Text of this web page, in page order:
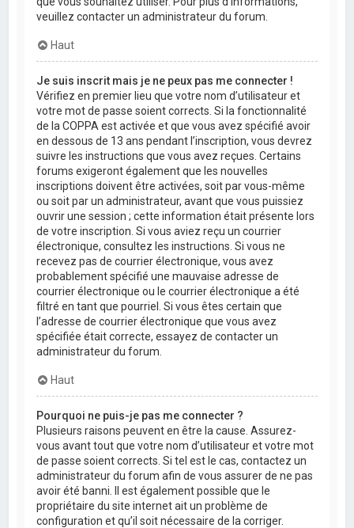
veuillez contacter un administrateur du forum.
Haut
Je suis inscrit mais je ne peux pas me connecter !
Vérifiez en premier lieu que votre nom d’utilisateur et
votre mot de passe soient corrects. Si la fonctionnalité
de la COPPA est activée et que vous avez spécifié avoir
en dessous de 13 ans pendant l’inscription, vous devrez
suivre les instructions que vous avez reçues. Certains
forums exigeront également que les nouvelles
inscriptions doivent être activées, soit par vous-même
ou soit par un administrateur, avant que vous puissiez
ouvrir une session ; cette information était présente lors
de votre inscription. Si vous aviez reçu un courrier
électronique, consultez les instructions. Si vous ne
recevez pas de courrier électronique, vous avez
probablement spécifié une mauvaise adresse de
courrier électronique ou le courrier électronique a été
filtré en tant que pourriel. Si vous êtes certain que
l’adresse de courrier électronique que vous avez
spécifiée était correcte, essayez de contacter un
administrateur du forum.
Haut
Pourquoi ne puis-je pas me connecter ?
Plusieurs raisons peuvent en être la cause. Assurez-
vous avant tout que votre nom d’utilisateur et votre mot
de passe soient corrects. Si tel est le cas, contactez un
administrateur du forum afin de vous assurer de ne pas
avoir été banni. Il est également possible que le
propriétaire du site internet ait un problème de
configuration et qu’il soit nécessaire de la corriger.